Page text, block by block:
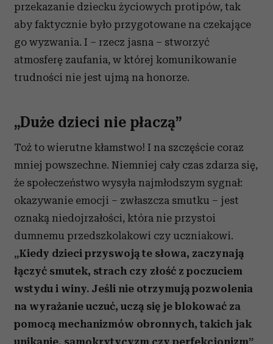
przekazanie dziecku życiowych protipów, tak
aby faktycznie było przygotowane na czekające
go wyzwania. I – rzecz jasna – stworzyć
atmosferę zaufania, w której komunikowanie
trudności nie jest ujmą na honorze.
„Duże dzieci nie płaczą”
Toż to wierutne kłamstwo! I na szczęście coraz
mniej powszechne. Niemniej cały czas zdarza się,
że społeczeństwo wysyła najmłodszym sygnał:
okazywanie emocji – zwłaszcza smutku – jest
oznaką niedojrzałości, która nie przystoi
dumnemu przedszkolakowi czy uczniakowi.
„Kiedy dzieci przyswoją te słowa, zaczynają
łączyć smutek, strach czy złość z poczuciem
wstydu i winy. Jeśli nie otrzymują pozwolenia
na wyrażanie uczuć, uczą się je blokować za
pomocą mechanizmów obronnych, takich jak
unikanie, samokrytycyzm czy perfekcjonizm”